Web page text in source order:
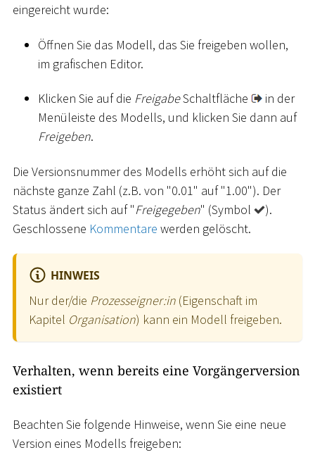
eingereicht wurde:
Öffnen Sie das Modell, das Sie freigeben wollen,
im grafischen Editor.
Klicken Sie auf die FreigabeSchaltfläche
in der
Menüleiste des Modells, und klicken Sie dann auf
Freigeben.
Die Versionsnummer des Modells erhöht sich auf die
nächste ganze Zahl (z.B. von "0.01" auf "1.00"). Der
Status ändert sich auf "Freigegeben" (Symbol
).
Geschlossene Kommentare werden gelöscht.
HINWEIS
Nur der/die Prozesseigner:in (Eigenschaft im
Kapitel Organisation) kann ein Modell freigeben.
Verhalten, wenn bereits eine Vorgängerversion
existiert
Beachten Sie folgende Hinweise, wenn Sie eine neue
Version eines Modells freigeben: